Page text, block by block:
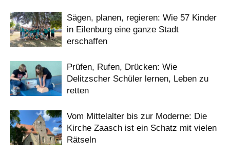
Sägen, planen, regieren: Wie 57 Kinder
in Eilenburg eine ganze Stadt
erschaffen
Prüfen, Rufen, Drücken: Wie
Delitzscher Schüler lernen, Leben zu
retten
Vom Mittelalter bis zur Moderne: Die
Kirche Zaasch ist ein Schatz mit vielen
Rätseln